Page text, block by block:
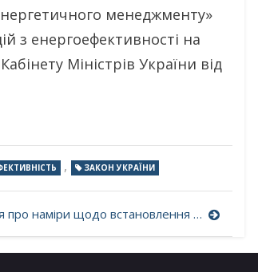
менеджменту»
з енергоефективності на
Міністрів України від
, ЗАКОН УКРАЇНИ
Повідомлення про наміри щодо встановлення тарифів на опалювальний сезон 2025-2026 рр. для Коцюбинської селищної територіальної громади